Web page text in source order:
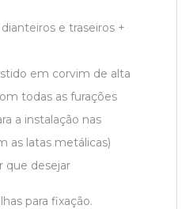
e traseiros +
em corvim de alta
todas as furações
a instalação nas
as latas metálicas)
que desejar
para fixação.